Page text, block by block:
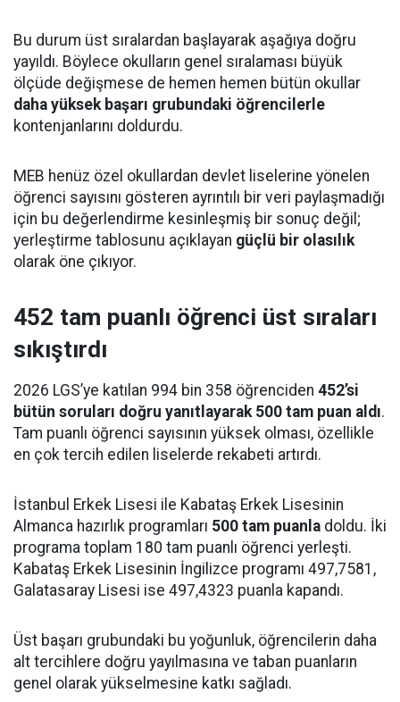
Bu durum üst sıralardan başlayarak aşağıya doğru
yayıldı. Böylece okulların genel sıralaması büyük
ölçüde değişmese de hemen hemen bütün okullar
daha yüksek başarı grubundaki öğrencilerle
kontenjanlarını doldurdu.
MEB henüz özel okullardan devlet liselerine yönelen
öğrenci sayısını gösteren ayrıntılı bir veri paylaşmadığı
için bu değerlendirme kesinleşmiş bir sonuç değil;
yerleştirme tablosunu açıklayan güçlü bir olasılık
olarak öne çıkıyor.
452 tam puanlı öğrenci üst sıraları
sıkıştırdı
2026 LGS’ye katılan 994 bin 358 öğrenciden 452’si
bütün soruları doğru yanıtlayarak 500 tam puan aldı.
Tam puanlı öğrenci sayısının yüksek olması, özellikle
en çok tercih edilen liselerde rekabeti artırdı.
İstanbul Erkek Lisesi ile Kabataş Erkek Lisesinin
Almanca hazırlık programları 500 tam puanla doldu. İki
programa toplam 180 tam puanlı öğrenci yerleşti.
Kabataş Erkek Lisesinin İngilizce programı 497,7581,
Galatasaray Lisesi ise 497,4323 puanla kapandı.
Üst başarı grubundaki bu yoğunluk, öğrencilerin daha
alt tercihlere doğru yayılmasına ve taban puanların
genel olarak yükselmesine katkı sağladı.